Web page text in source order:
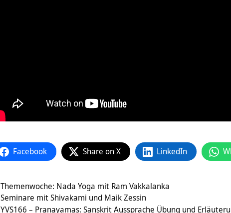
Facebook Share on X LinkedIn
Themenwoche: Nada Yoga mit Ram Vakkalanka
Seminare mit Shivakami und Maik Zessin
YVS166 – Pranayamas: Sanskrit Aussprache Übung und